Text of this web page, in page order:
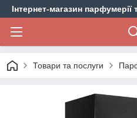
Інтернет-магазин
Товари та послуги